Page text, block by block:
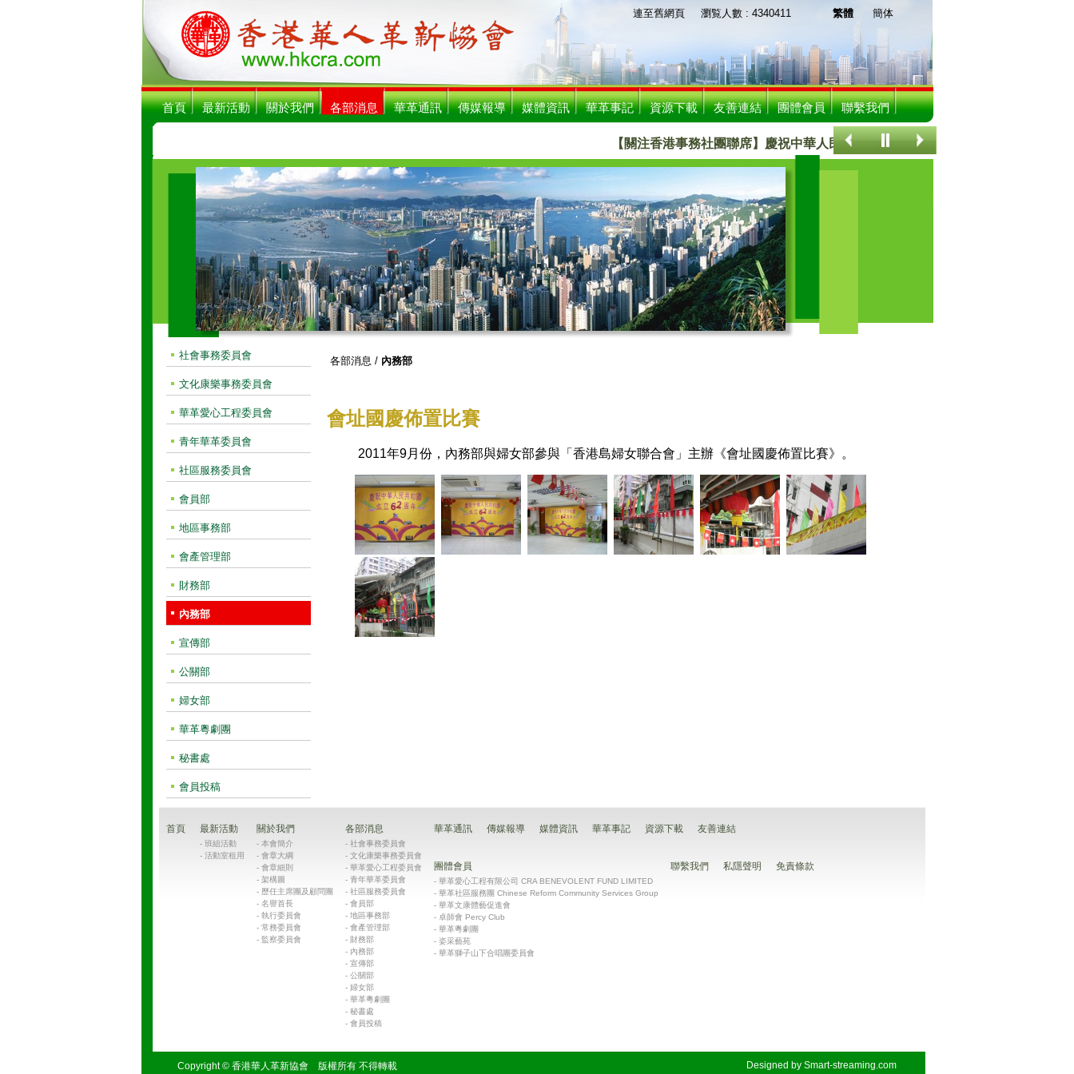
連至舊網頁瀏覧人數 : 4340411 繁體 簡体
首頁 最新活動 關於我們 各部消息 華革通訊 傳媒報導 媒體資訊 華革事記 資源下載 友善連結 團體會員 聯繫我們
【關注香港事務社團聯席】慶祝中華人民共和國成立75周年聯歡晚宴
社會事務委員會
文化康樂事務委員會
華革愛心工程委員會
青年華革委員會
社區服務委員會
會員部
地區事務部
會產管理部
財務部
內務部
宣傳部
公關部
婦女部
華革粵劇團
秘書處
會員投稿
各部消息 / 內務部
會址國慶佈置比賽
2011年9月份，內務部與婦女部參與「香港島婦女聯合會」主辦《會址國慶佈置比賽》。
首頁 最新活動
- 班組活動
- 活動室租用
關於我們
- 本會簡介
- 會章大綱
- 會章細則
- 架構圖
- 歷任主席團及顧問團
- 名譽首長
- 執行委員會
- 常務委員會
- 監察委員會
各部消息
- 社會事務委員會
- 文化康樂事務委員會
- 華革愛心工程委員會
- 青年華革委員會
- 社區服務委員會
- 會員部
- 地區事務部
- 會產管理部
- 財務部
- 內務部
- 宣傳部
- 公關部
- 婦女部
- 華革粵劇團
- 秘書處
- 會員投稿
華革通訊 傳媒報導 媒體資訊 華革事記 資源下載 友善連結
團體會員
- 華革愛心工程有限公司 CRA BENEVOLENT FUND LIMITED
- 華革社區服務團 Chinese Reform Community Services Group
- 華革文康體藝促進會
- 卓師會 Percy Club
- 華革粵劇團
- 姿采藝苑
- 華革獅子山下合唱團委員會
聯繫我們 私隱聲明 免責條款
Copyright © 香港華人革新協會 版權所有 不得轉載 Designed by Smart-streaming.com